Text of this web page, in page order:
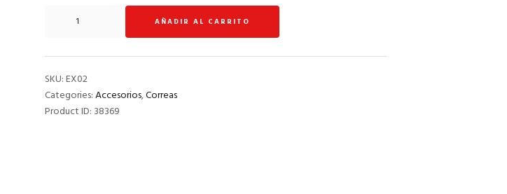
Verde
quantity
AÑADIR AL CARRITO
SKU:EX02
Categories:Accesorios,Correas
Product ID: 38369